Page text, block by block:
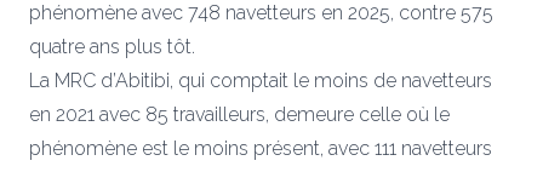
phénomène avec 748 navetteurs en 2025, contre 575
quatre ans plus tôt.
La MRC d’Abitibi, qui comptait le moins de navetteurs
en 2021 avec 85 travailleurs, demeure celle où le
phénomène est le moins présent, avec 111 navetteurs